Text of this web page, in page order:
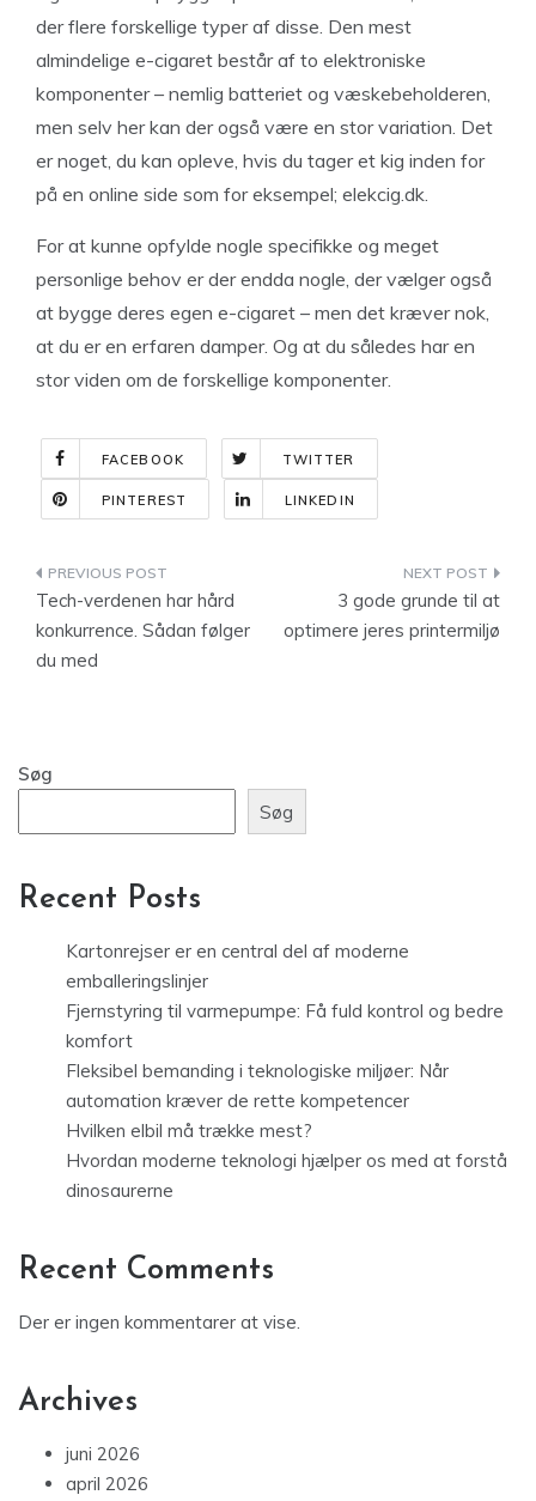
der flere forskellige typer af disse. Den mest
almindelige e-cigaret består af to elektroniske
komponenter – nemlig batteriet og væskebeholderen,
men selv her kan der også være en stor variation. Det
er noget, du kan opleve, hvis du tager et kig inden for
på en online side som for eksempel; elekcig.dk.
For at kunne opfylde nogle specifikke og meget
personlige behov er der endda nogle, der vælger også
at bygge deres egen e-cigaret – men det kræver nok,
at du er en erfaren damper. Og at du således har en
stor viden om de forskellige komponenter.
FACEBOOK TWITTER
PINTEREST LINKEDIN
Indlægsnavigation
Tech-verdenen har hård
konkurrence. Sådan følger
du med
3 gode grunde til at
optimere jeres printermiljø
Søg
Søg
Recent Posts
Kartonrejser er en central del af moderne
emballeringslinjer
Fjernstyring til varmepumpe: Få fuld kontrol og bedre
komfort
Fleksibel bemanding i teknologiske miljøer: Når
automation kræver de rette kompetencer
Hvilken elbil må trække mest?
Hvordan moderne teknologi hjælper os med at forstå
dinosaurerne
Recent Comments
Der er ingen kommentarer at vise.
Archives
juni 2026
april 2026